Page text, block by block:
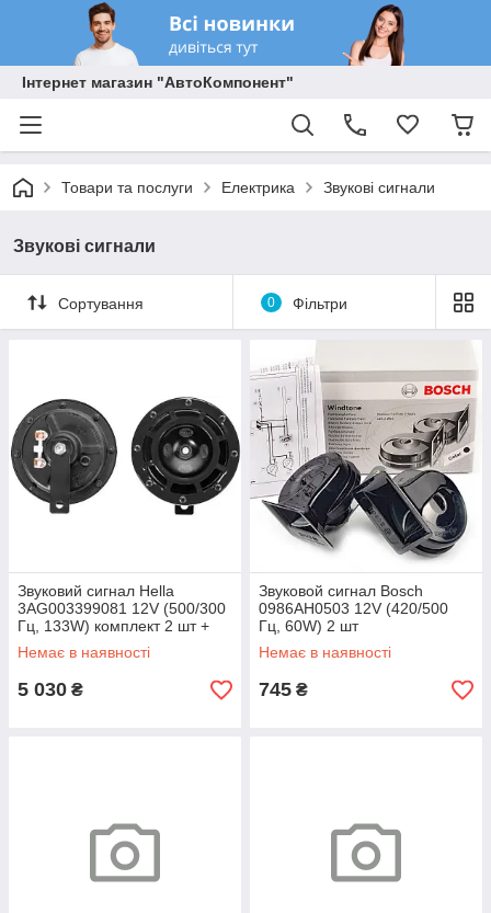
Інтернет магазин "АвтоКомпонент"
Товари та послуги Електрика Звукові сигнали
Звукові сигнали
Сортування 0 Фільтри
Звуковий сигнал Hella
3AG003399081 12V (500/300
Гц, 133W) комплект 2 шт +
реле
Немає в наявності
5 030 ₴
Звуковой сигнал Bosch
0986AH0503 12V (420/500
Гц, 60W) 2 шт
Немає в наявності
745 ₴